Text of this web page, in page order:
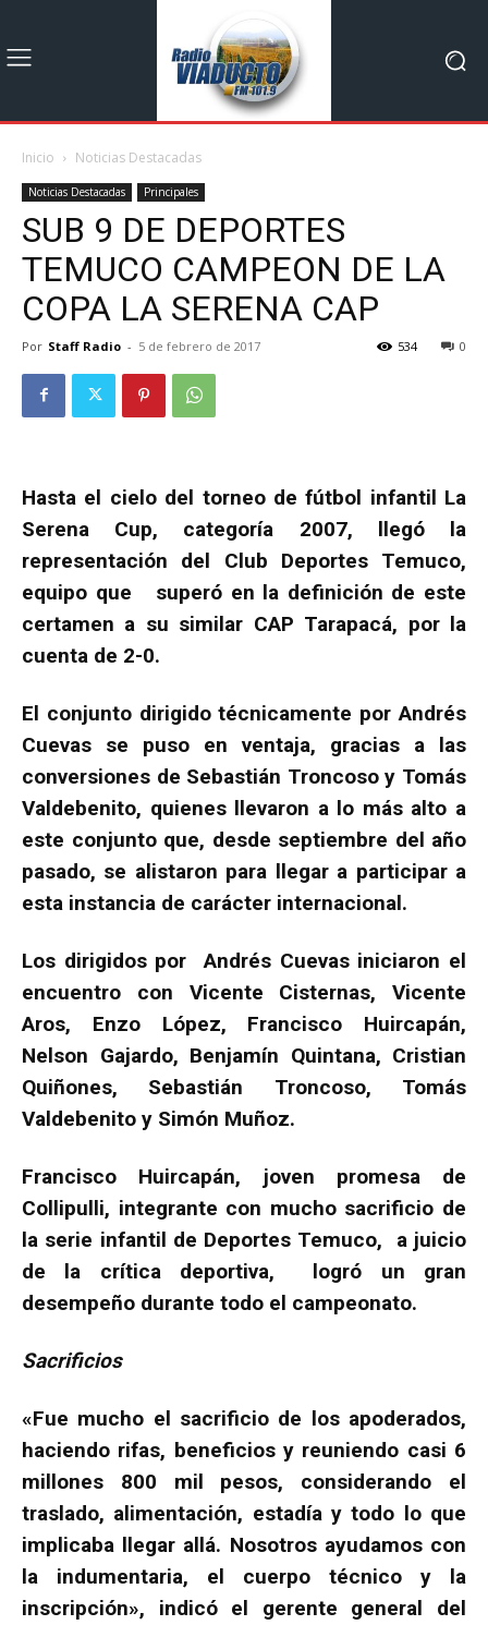
Inicio Noticias Destacadas
Noticias Destacadas Principales
SUB 9 DE DEPORTES
TEMUCO CAMPEON DE LA
COPA LA SERENA CAP
Por Staff Radio - 5 de febrero de 2017 0
534
Hasta el cielo del torneo de fútbol infantil La
Serena Cup, categoría 2007, llegó la
representación del Club Deportes Temuco,
equipo que superó en la definición de este
certamen a su similar CAP Tarapacá, por la
cuenta de 2-0.
El conjunto dirigido técnicamente por Andrés
Cuevas se puso en ventaja, gracias a las
conversiones de Sebastián Troncoso y Tomás
Valdebenito, quienes llevaron a lo más alto a
este conjunto que, desde septiembre del año
pasado, se alistaron para llegar a participar a
esta instancia de carácter internacional.
Los dirigidos por Andrés Cuevas iniciaron el
encuentro con Vicente Cisternas, Vicente
Aros, Enzo López, Francisco Huircapán,
Nelson Gajardo, Benjamín Quintana, Cristian
Quiñones, Sebastián Troncoso, Tomás
Valdebenito y Simón Muñoz.
Francisco Huircapán, joven promesa de
Collipulli, integrante con mucho sacrificio de
la serie infantil de Deportes Temuco, a juicio
de la crítica deportiva, logró un gran
desempeño durante todo el campeonato.
Sacrificios
«Fue mucho el sacrificio de los apoderados,
haciendo rifas, beneficios y reuniendo casi 6
millones 800 mil pesos, considerando el
traslado, alimentación, estadía y todo lo que
implicaba llegar allá. Nosotros ayudamos con
la indumentaria, el cuerpo técnico y la
inscripción», indicó el gerente general del